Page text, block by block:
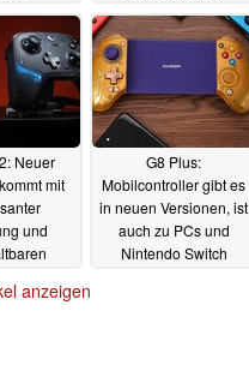
18.04.2025
Neuer
mit
und
G8 Plus:
Mobilcontroller gibt es
in neuen Versionen, ist
auch zu PCs und
Nintendo Switch
anzeigen